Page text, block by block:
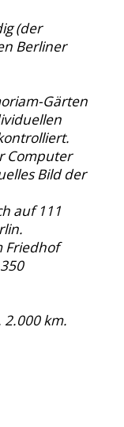
(der
Berliner
Gärten
Computer
Bild der
auf 111
Friedhof
km.